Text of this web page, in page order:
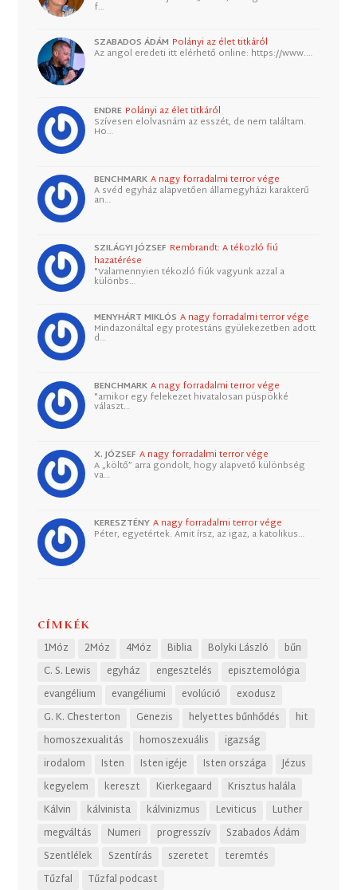
f…
SZABADOS ÁDÁM Polányi az élet titkáról
Az angol eredeti itt elérhető online: https://www.…
ENDRE Polányi az élet titkáról
Szívesen elolvasnám az esszét, de nem találtam.
Ho…
BENCHMARK A nagy forradalmi terror vége
A svéd egyház alapvetően államegyházi karakterű
an…
SZILÁGYI JÓZSEF Rembrandt: A tékozló fiú
hazatérése
"Valamennyien tékozló fiúk vagyunk azzal a
különbs…
MENYHÁRT MIKLÓS A nagy forradalmi terror vége
Mindazonáltal egy protestáns gyülekezetben adott
d…
BENCHMARK A nagy forradalmi terror vége
"amikor egy felekezet hivatalosan püspökké
választ…
X. JÓZSEF A nagy forradalmi terror vége
A „költő” arra gondolt, hogy alapvető különbség
va…
KERESZTÉNY A nagy forradalmi terror vége
Péter, egyetértek. Amit írsz, az igaz, a katolikus…
CÍMKÉK
1Móz 2Móz 4Móz Biblia Bolyki László
bűn
C. S. Lewis
egyház engesztelés
episztemológia
evangélium
evangéliumi evolúció
exodusz
G. K. Chesterton
Genezis helyettes bűnhődés
hit
homoszexualitás
homoszexuális
igazság
irodalom
Isten Isten igéje Isten országa
Jézus
kegyelem
kereszt Kierkegaard
Krisztus halála
Kálvin
kálvinista kálvinizmus Leviticus
Luther
megváltás
Numeri progresszív
Szabados Ádám
Szentlélek
Szentírás szeretet
teremtés
Tűzfal
Tűzfal podcast